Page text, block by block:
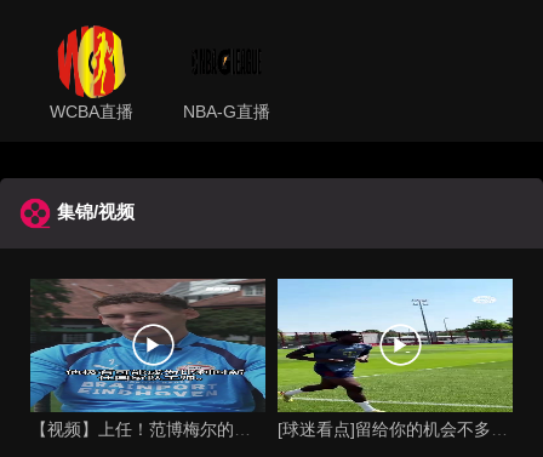
WCBA直播 NBA-G直播
集锦/视频